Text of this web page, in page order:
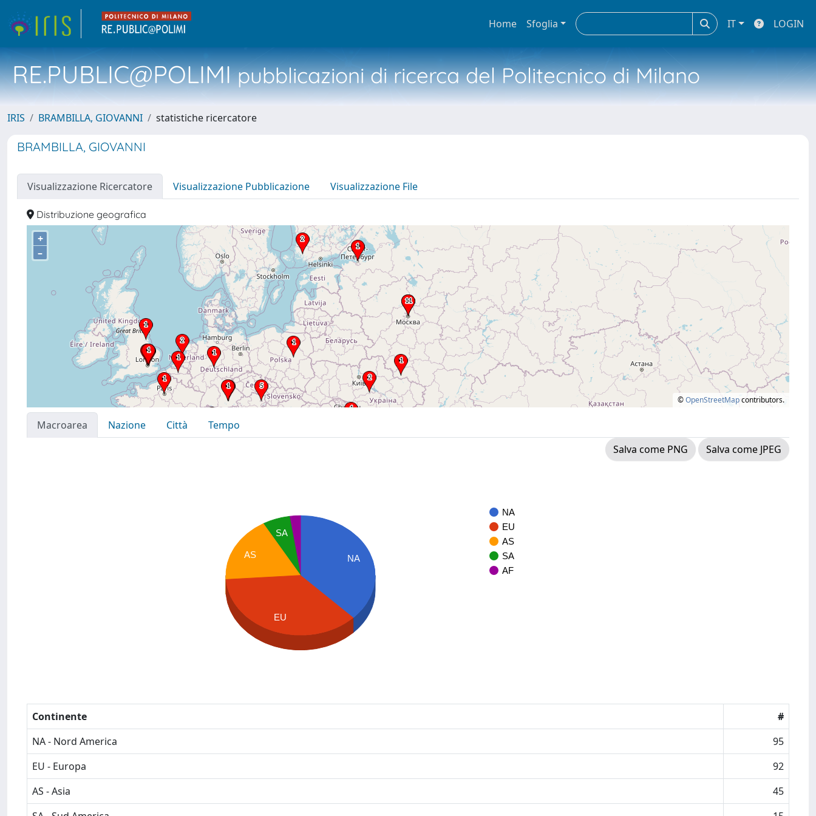
Home Sfoglia IT LOGIN
RE.PUBLIC@POLIMIpubblicazioni di ricerca del Politecnico di Milano
IRIS BRAMBILLA, GIOVANNI statistiche ricercatore
BRAMBILLA, GIOVANNI
Visualizzazione Ricercatore Visualizzazione Pubblicazione Visualizzazione File
Distribuzione geografica
+
–
©OpenStreetMapcontributors.
Macroarea Nazione Città
Tempo
Salva come PNG
Salva come JPEG
NA
EU
AS
SA
AF
NA
SA
AS
EU
Continente
#
NA - Nord America
95
EU - Europa
92
AS - Asia
45